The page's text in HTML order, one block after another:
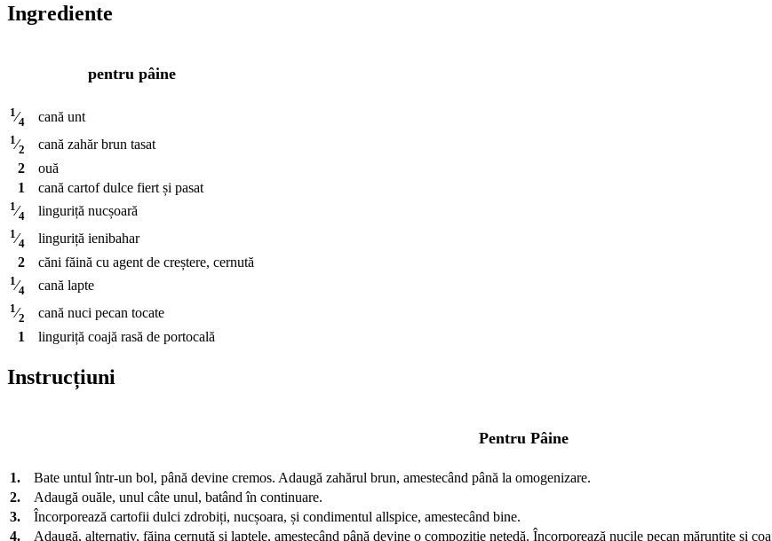
Ingrediente
pentru pâine
1⁄4 cană unt
1⁄2 cană zahăr brun tasat
2
ouă
1
cană cartof dulce fiert și pasat
1⁄4 linguriță nucșoară
1⁄4 linguriță ienibahar
2
căni făină cu agent de creștere, cernută
1⁄4 cană lapte
1⁄2 cană nuci pecan tocate
1
linguriță coajă rasă de portocală
Instrucțiuni
Pentru Pâine
1.
Bate untul într-un bol, până devine cremos. Adaugă zahărul brun, amestecând până la omogenizare.
2.
Adaugă ouăle, unul câte unul, batând în continuare.
3.
Încorporează cartofii dulci zdrobiți, nucșoara, și condimentul allspice, amestecând bine.
4.
Adaugă, alternativ, făina cernută și laptele, amestecând până devine o compoziție netedă. Încorporează nucile pecan mărunțite și